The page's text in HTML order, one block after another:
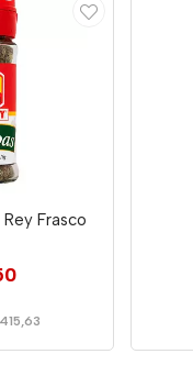
Frasco